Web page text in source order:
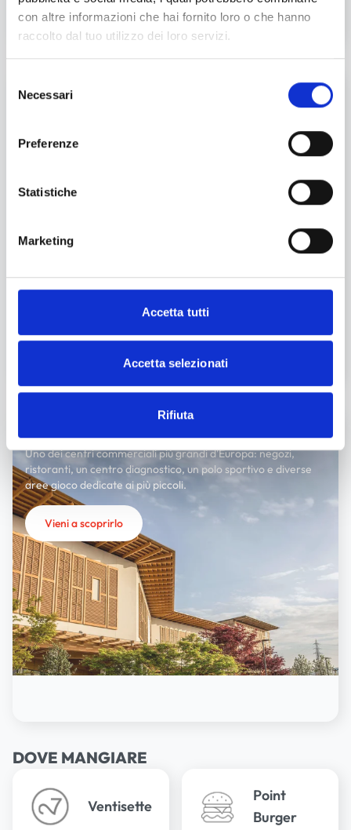
con altre informazioni che hai fornito loro o che hanno
raccolto dal tuo utilizzo dei loro servizi.
delNecessari
Preferenze
Statistiche
Marketing
Accetta tutti
Accetta selezionati
Rifiuta
L'ARTE PASTICCERA DEI
Da Iper Arese sono arrivate le golosità di BuoniMaestri
Uno dei centri commerciali più grandi d'Europa: negozi,
ristoranti, un centro diagnostico, un polo sportivo e diverse
aree gioco dedicate ai più piccoli.
Vieni a scoprirlo
DOVE MANGIARE
Ventisette
Point
Burger